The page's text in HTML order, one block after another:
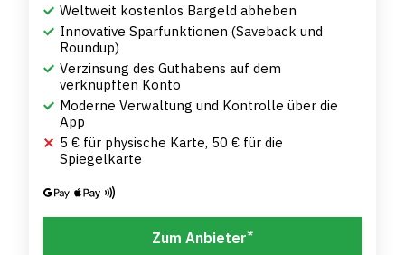
Weltweit kostenlos Bargeld abheben
Innovative Sparfunktionen (Saveback und
Roundup)
Verzinsung des Guthabens auf dem
verknüpften Konto
Moderne Verwaltung und Kontrolle über die
App
5 € für physische Karte, 50 € für die
Spiegelkarte
Zum Anbieter*